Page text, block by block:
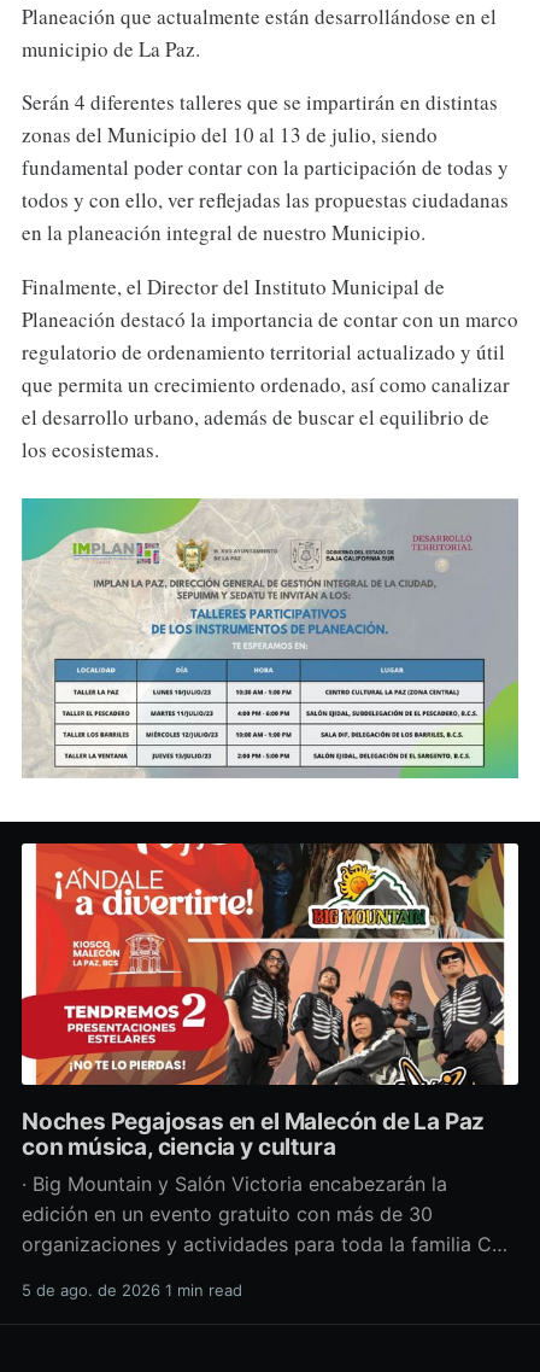
Planeación que actualmente están desarrollándose en el
municipio de La Paz.
Serán 4 diferentes talleres que se impartirán en distintas
zonas del Municipio del 10 al 13 de julio, siendo
fundamental poder contar con la participación de todas y
todos y con ello, ver reflejadas las propuestas ciudadanas
en la planeación integral de nuestro Municipio.
Finalmente, el Director del Instituto Municipal de
Planeación destacó la importancia de contar con un marco
regulatorio de ordenamiento territorial actualizado y útil
que permita un crecimiento ordenado, así como canalizar
el desarrollo urbano, además de buscar el equilibrio de
los ecosistemas.
Noches Pegajosas en el Malecón de La Paz
con música, ciencia y cultura
· Big Mountain y Salón Victoria encabezarán la
edición en un evento gratuito con más de 30
organizaciones y actividades para toda la familia Con
divulgación científica y actividades culturales
5 de ago. de 2026 1 min read